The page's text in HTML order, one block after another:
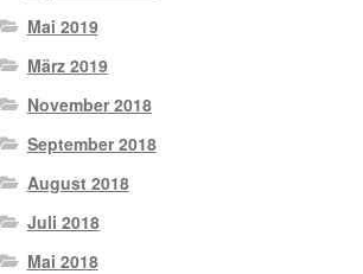
Mai 2019
März 2019
November 2018
September 2018
August 2018
Juli 2018
Mai 2018